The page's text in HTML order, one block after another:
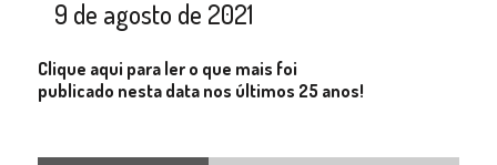
9 de agosto de 2021
Clique aqui para ler o que mais foi
publicado nesta data nos últimos 25 anos!